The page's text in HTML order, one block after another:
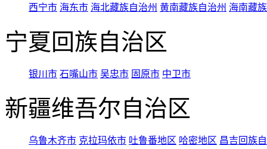
西宁市 海东市 海北藏族自治州 黄南藏族自治州 海南藏
宁夏回族自治区
银川市 石嘴山市 吴忠市 固原市 中卫市
新疆维吾尔自治区
乌鲁木齐市 克拉玛依市 吐鲁番地区 哈密地区 昌吉回族